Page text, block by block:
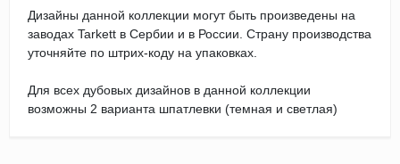
Дизайны данной коллекции могут быть произведены на
заводах Tarkett в Сербии и в России. Страну производства
уточняйте по штрих-коду на упаковках.
Для всех дубовых дизайнов в данной коллекции
возможны 2 варианта шпатлевки (темная и светлая)